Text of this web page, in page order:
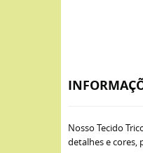
Nosso Tecido
detalhes e cores,